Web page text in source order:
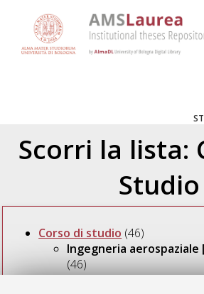
Scorri la lista:
Studio
Corso di studio (46)
Ingegneria aerospaziale
(46)